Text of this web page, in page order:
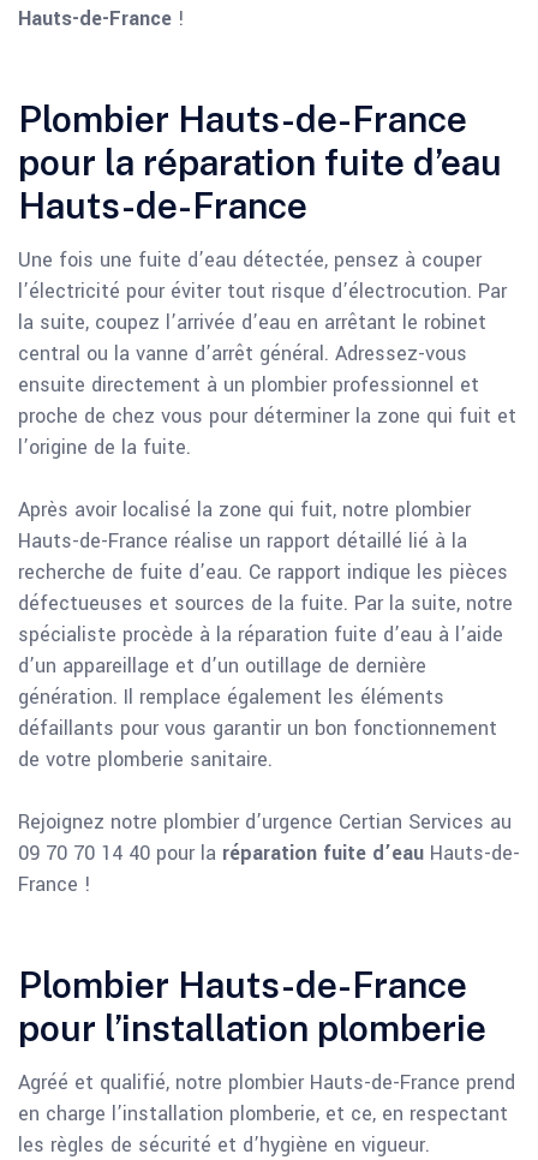
Hauts-de-France !
Plombier Hauts-de-France
pour la réparation fuite d’eau
Hauts-de-France
Une fois une fuite d’eau détectée, pensez à couper
l’électricité pour éviter tout risque d’électrocution. Par
la suite, coupez l’arrivée d’eau en arrêtant le robinet
central ou la vanne d’arrêt général. Adressez-vous
ensuite directement à un plombier professionnel et
proche de chez vous pour déterminer la zone qui fuit et
l’origine de la fuite.
Après avoir localisé la zone qui fuit, notre plombier
Hauts-de-France réalise un rapport détaillé lié à la
recherche de fuite d’eau. Ce rapport indique les pièces
défectueuses et sources de la fuite. Par la suite, notre
spécialiste procède à la réparation fuite d’eau à l’aide
d’un appareillage et d’un outillage de dernière
génération. Il remplace également les éléments
défaillants pour vous garantir un bon fonctionnement
de votre plomberie sanitaire.
Rejoignez notre plombier d’urgence Certian Services au
09 70 70 14 40 pour la réparation fuite d’eau Hauts-de-
France !
Plombier Hauts-de-France
pour l’installation plomberie
Agréé et qualifié, notre plombier Hauts-de-France prend
en charge l’installation plomberie, et ce, en respectant
les règles de sécurité et d’hygiène en vigueur.